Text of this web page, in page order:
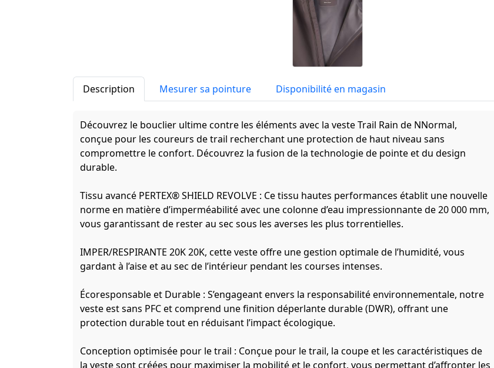
Description Mesurer sa pointure Disponibilité en magasin
Découvrez le bouclier ultime contre les éléments avec la veste Trail Rain de NNormal,
conçue pour les coureurs de trail recherchant une protection de haut niveau sans
compromettre le confort. Découvrez la fusion de la technologie de pointe et du design
durable.
Tissu avancé PERTEX® SHIELD REVOLVE : Ce tissu hautes performances établit une nouvelle
norme en matière d’imperméabilité avec une colonne d’eau impressionnante de 20 000 mm,
vous garantissant de rester au sec sous les averses les plus torrentielles.
IMPER/RESPIRANTE 20K 20K, cette veste offre une gestion optimale de l’humidité, vous
gardant à l’aise et au sec de l’intérieur pendant les courses intenses.
Écoresponsable et Durable : S’engageant envers la responsabilité environnementale, notre
veste est sans PFC et comprend une finition déperlante durable (DWR), offrant une
protection durable tout en réduisant l’impact écologique.
Conception optimisée pour le trail : Conçue pour le trail, la coupe et les caractéristiques de
la veste sont créées pour maximiser la mobilité et le confort, vous permettant d’affronter les